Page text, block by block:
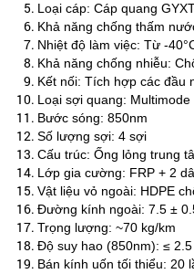
Loại cáp: Cáp quang
Khả năng chống thấm
Nhiệt độ làm việc: Từ -
Khả năng chống nhiễu:
Kết nối: Tích hợp các đầu
Loại sợi quang:
Bước sóng: 850nm
Số lượng sợi: 4 sợi
Cấu trúc: Ống lỏng trung
Lớp gia cường: FRP + 2
Vật liệu vỏ ngoài: HDPE
Đường kính ngoài: 7.5 ±
Trọng lượng: ~70 kg/km
Độ suy hao (850nm): ≤ 2.5
Bán kính uốn tối thiểu: 20